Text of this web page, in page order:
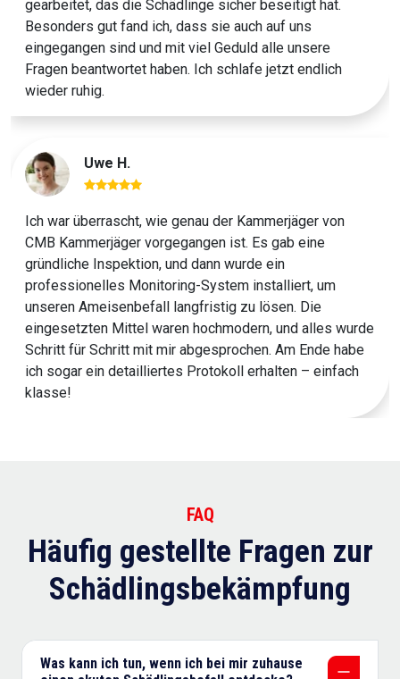
gearbeitet, das die Schädlinge sicher beseitigt hat.
Besonders gut fand ich, dass sie auch auf uns
eingegangen sind und mit viel Geduld alle unsere
Fragen beantwortet haben. Ich schlafe jetzt endlich
wieder ruhig.
Uwe H.
Ich war überrascht, wie genau der Kammerjäger von
CMB Kammerjäger vorgegangen ist. Es gab eine
gründliche Inspektion, und dann wurde ein
professionelles Monitoring-System installiert, um
unseren Ameisenbefall langfristig zu lösen. Die
eingesetzten Mittel waren hochmodern, und alles wurde
Schritt für Schritt mit mir abgesprochen. Am Ende habe
ich sogar ein detailliertes Protokoll erhalten – einfach
klasse!
FAQ
Häufig gestellte Fragen zur
Schädlingsbekämpfung
Was kann ich tun, wenn ich bei mir zuhause